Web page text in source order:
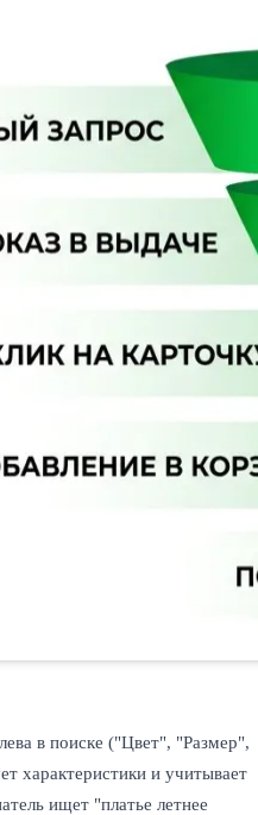
в поиске ("Цвет", "Размер",
характеристики и учитывает
ищет "платье летнее